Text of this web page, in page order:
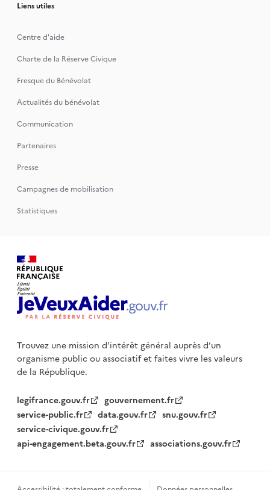
Liens utiles
Centre d'aide
Charte de la Réserve Civique
Fresque du Bénévolat
Actualités du bénévolat
Communication
Partenaires
Presse
Campagnes de mobilisation
Statistiques
Trouvez une mission d'intérêt général auprès d’un
organisme publicou associatif et faites vivre les valeurs
de la République.
legifrance.gouv.fr
gouvernement.fr
service-public.fr
data.gouv.fr
snu.gouv.fr
service-civique.gouv.fr
api-engagement.beta.gouv.fr
associations.gouv.fr